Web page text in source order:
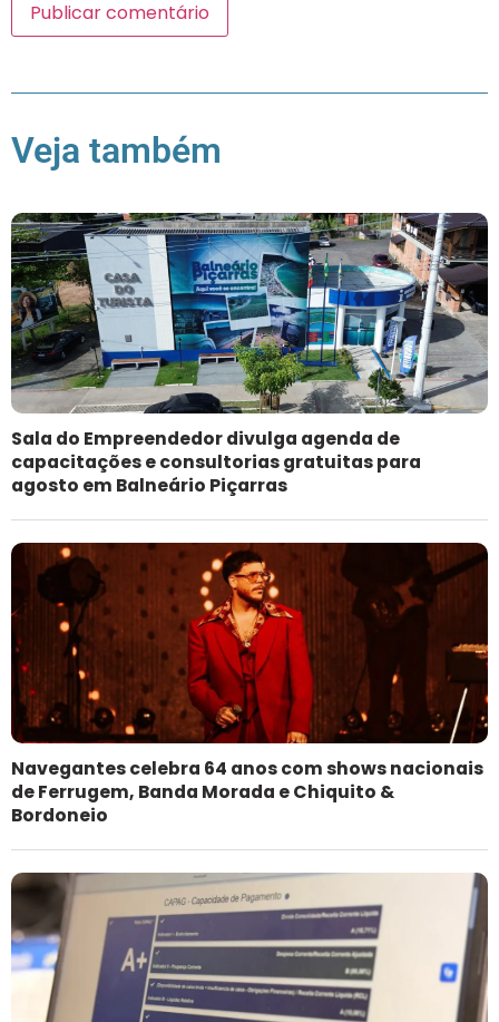
Veja também
Sala do Empreendedor divulga agenda de
capacitações e consultorias gratuitas para
agosto em Balneário Piçarras
Navegantes celebra 64 anos com shows nacionais
de Ferrugem, Banda Morada e Chiquito &
Bordoneio